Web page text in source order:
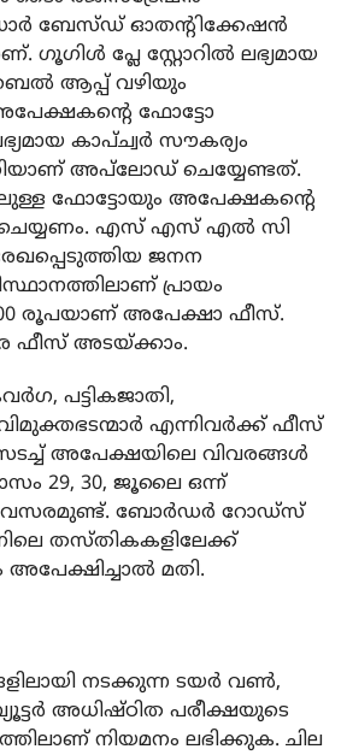
ബേസ്ഡ് ഓതന്റിക്കേഷൻ
ഗൂഗിൾ പ്ലേ സ്റ്റോറിൽ ലഭ്യമായ
ആപ്പ് വഴിയും
ഫോട്ടോ
കാപ്ച്വർ സൗകര്യം
അപ്‌ലോഡ് ചെയ്യേണ്ടത്.
ഫോട്ടോയും അപേക്ഷകന്റെ
എസ് എസ് എൽ സി
രേഖപ്പെടുത്തിയ ജനന
പ്രായം
രൂപയാണ് അപേക്ഷാ ഫീസ്.
ഫീസ് അടയ്ക്കാം.
പട്ടികജാതി,
എന്നിവർക്ക് ഫീസ്
അപേക്ഷയിലെ വിവരങ്ങൾ
29, 30, ജൂലൈ ഒന്ന്
ബോർഡർ റോഡ്‌സ്
തസ്തികകളിലേക്ക്
അപേക്ഷിച്ചാൽ മതി.
നടക്കുന്ന ടയർ വൺ,
അധിഷ്ഠിത പരീക്ഷയുടെ
നിയമനം ലഭിക്കുക. ചില